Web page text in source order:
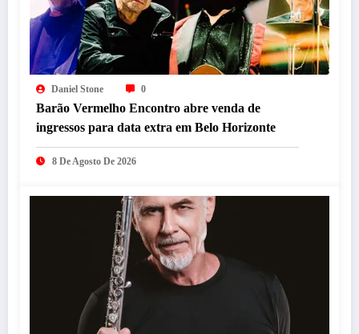
Daniel Stone 0
Barão Vermelho Encontro abre venda de
ingressos para data extra em Belo Horizonte
8 De Agosto De 2026